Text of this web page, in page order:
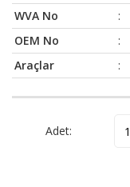
WVA No
:
OEM No
:
Araçlar
:
Adet: